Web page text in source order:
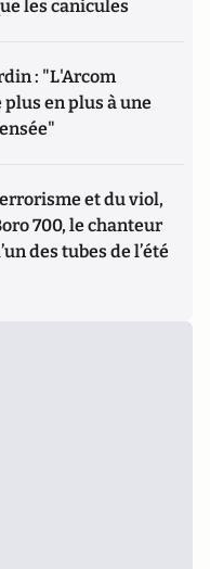
les canicules
: "L'Arcom
plus en plus à une
et du viol,
700, le chanteur
des tubes de l’été